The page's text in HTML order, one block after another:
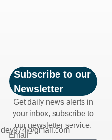
Subscribe to our
Newsletter
Get daily news alerts in
your inbox, subscribe to
our newsletter service.
Email